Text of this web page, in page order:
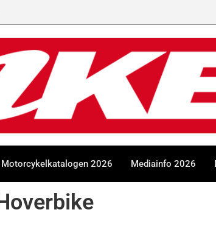
2026 Mediainfo 2026